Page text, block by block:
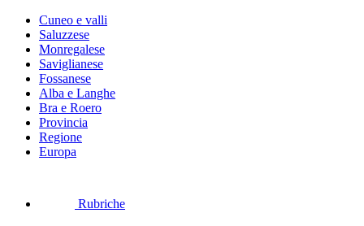
Cuneo e valli
Saluzzese
Monregalese
Saviglianese
Fossanese
Alba e Langhe
Bra e Roero
Provincia
Regione
Europa
Rubriche